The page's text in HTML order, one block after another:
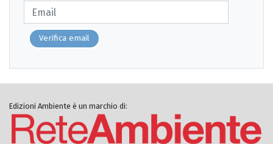
Verifica email
Edizioni Ambiente è un marchio di: